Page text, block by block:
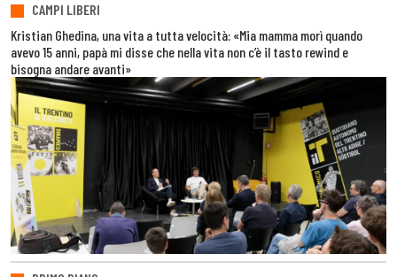
CAMPI LIBERI
Kristian Ghedina, una vita a tutta velocità: «Mia mamma morì quando
avevo 15 anni, papà mi disse che nella vita non c’è il tasto rewind e
bisogna andare avanti»